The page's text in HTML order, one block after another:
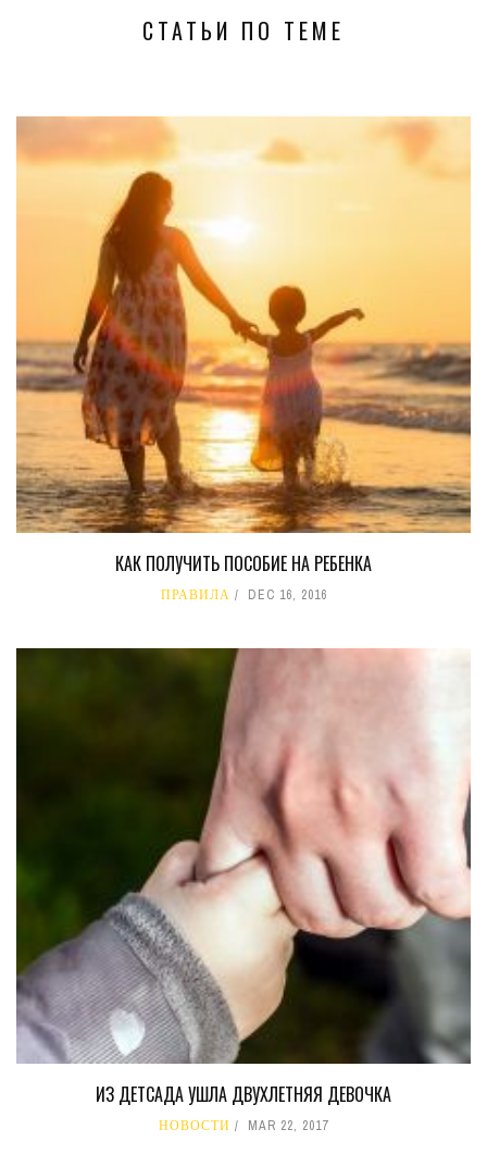
СТАТЬИ ПО ТЕМЕ
КАК ПОЛУЧИТЬ ПОСОБИЕ НА РЕБЕНКА
ПРАВИЛА DEC 16, 2016
ИЗ ДЕТСАДА УШЛА ДВУХЛЕТНЯЯ ДЕВОЧКА
НОВОСТИ MAR 22, 2017